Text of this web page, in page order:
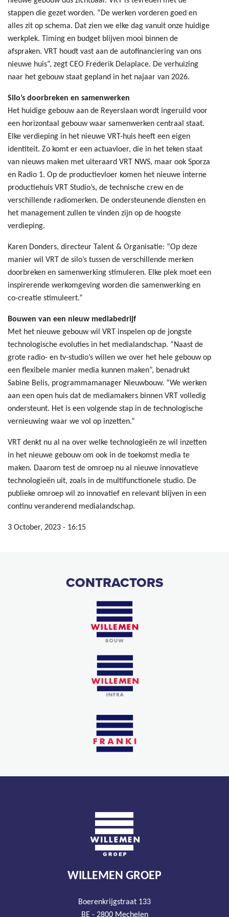
stappen die gezet worden. “De werken vorderen goed en
alles zit op schema. Dat zien we elke dag vanuit onze huidige
werkplek. Timing en budget blijven mooi binnen de
afspraken. VRT houdt vast aan de autofinanciering van ons
nieuwe huis”, zegt CEO Frederik Delaplace. De verhuizing
naar het gebouw staat gepland in het najaar van 2026.
Silo’s doorbreken en samenwerken
Het huidige gebouw aan de Reyerslaan wordt ingeruild voor
een horizontaal gebouw waar samenwerken centraal staat.
Elke verdieping in het nieuwe VRT-huis heeft een eigen
identiteit. Zo komt er een actuavloer, die in het teken staat
van nieuws maken met uiteraard VRT NWS, maar ook Sporza
en Radio 1. Op de productievloer komen het nieuwe interne
productiehuis VRT Studio’s, de technische crew en de
verschillende radiomerken. De ondersteunende diensten en
het management zullen te vinden zijn op de hoogste
verdieping.
Karen Donders, directeur Talent & Organisatie: “Op deze
manier wil VRT de silo’s tussen de verschillende merken
doorbreken en samenwerking stimuleren. Elke plek moet een
inspirerende werkomgeving worden die samenwerking en
co-creatie stimuleert.”
Bouwen van een nieuw mediabedrijf
Met het nieuwe gebouw wil VRT inspelen op de jongste
technologische evoluties in het medialandschap. “Naast de
grote radio- en tv-studio’s willen we over het hele gebouw op
een flexibele manier media kunnen maken”, benadrukt
Sabine Belis, programmamanager Nieuwbouw. “We werken
aan een open huis dat de mediamakers binnen VRT volledig
ondersteunt. Het is een volgende stap in de technologische
vernieuwing waar we vol op inzetten.”
VRT denkt nu al na over welke technologieën ze wil inzetten
in het nieuwe gebouw om ook in de toekomst media te
maken. Daarom test de omroep nu al nieuwe innovatieve
technologieën uit, zoals in de multifunctionele studio. De
publieke omroep wil zo innovatief en relevant blijven in een
continu veranderend medialandschap.
3 October, 2023 - 16:15
CONTRACTORS
WILLEMEN GROEP
Boerenkrijgstraat 133
BE - 2800 Mechelen